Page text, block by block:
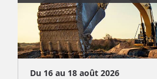
Du 16 au 18 août 2026